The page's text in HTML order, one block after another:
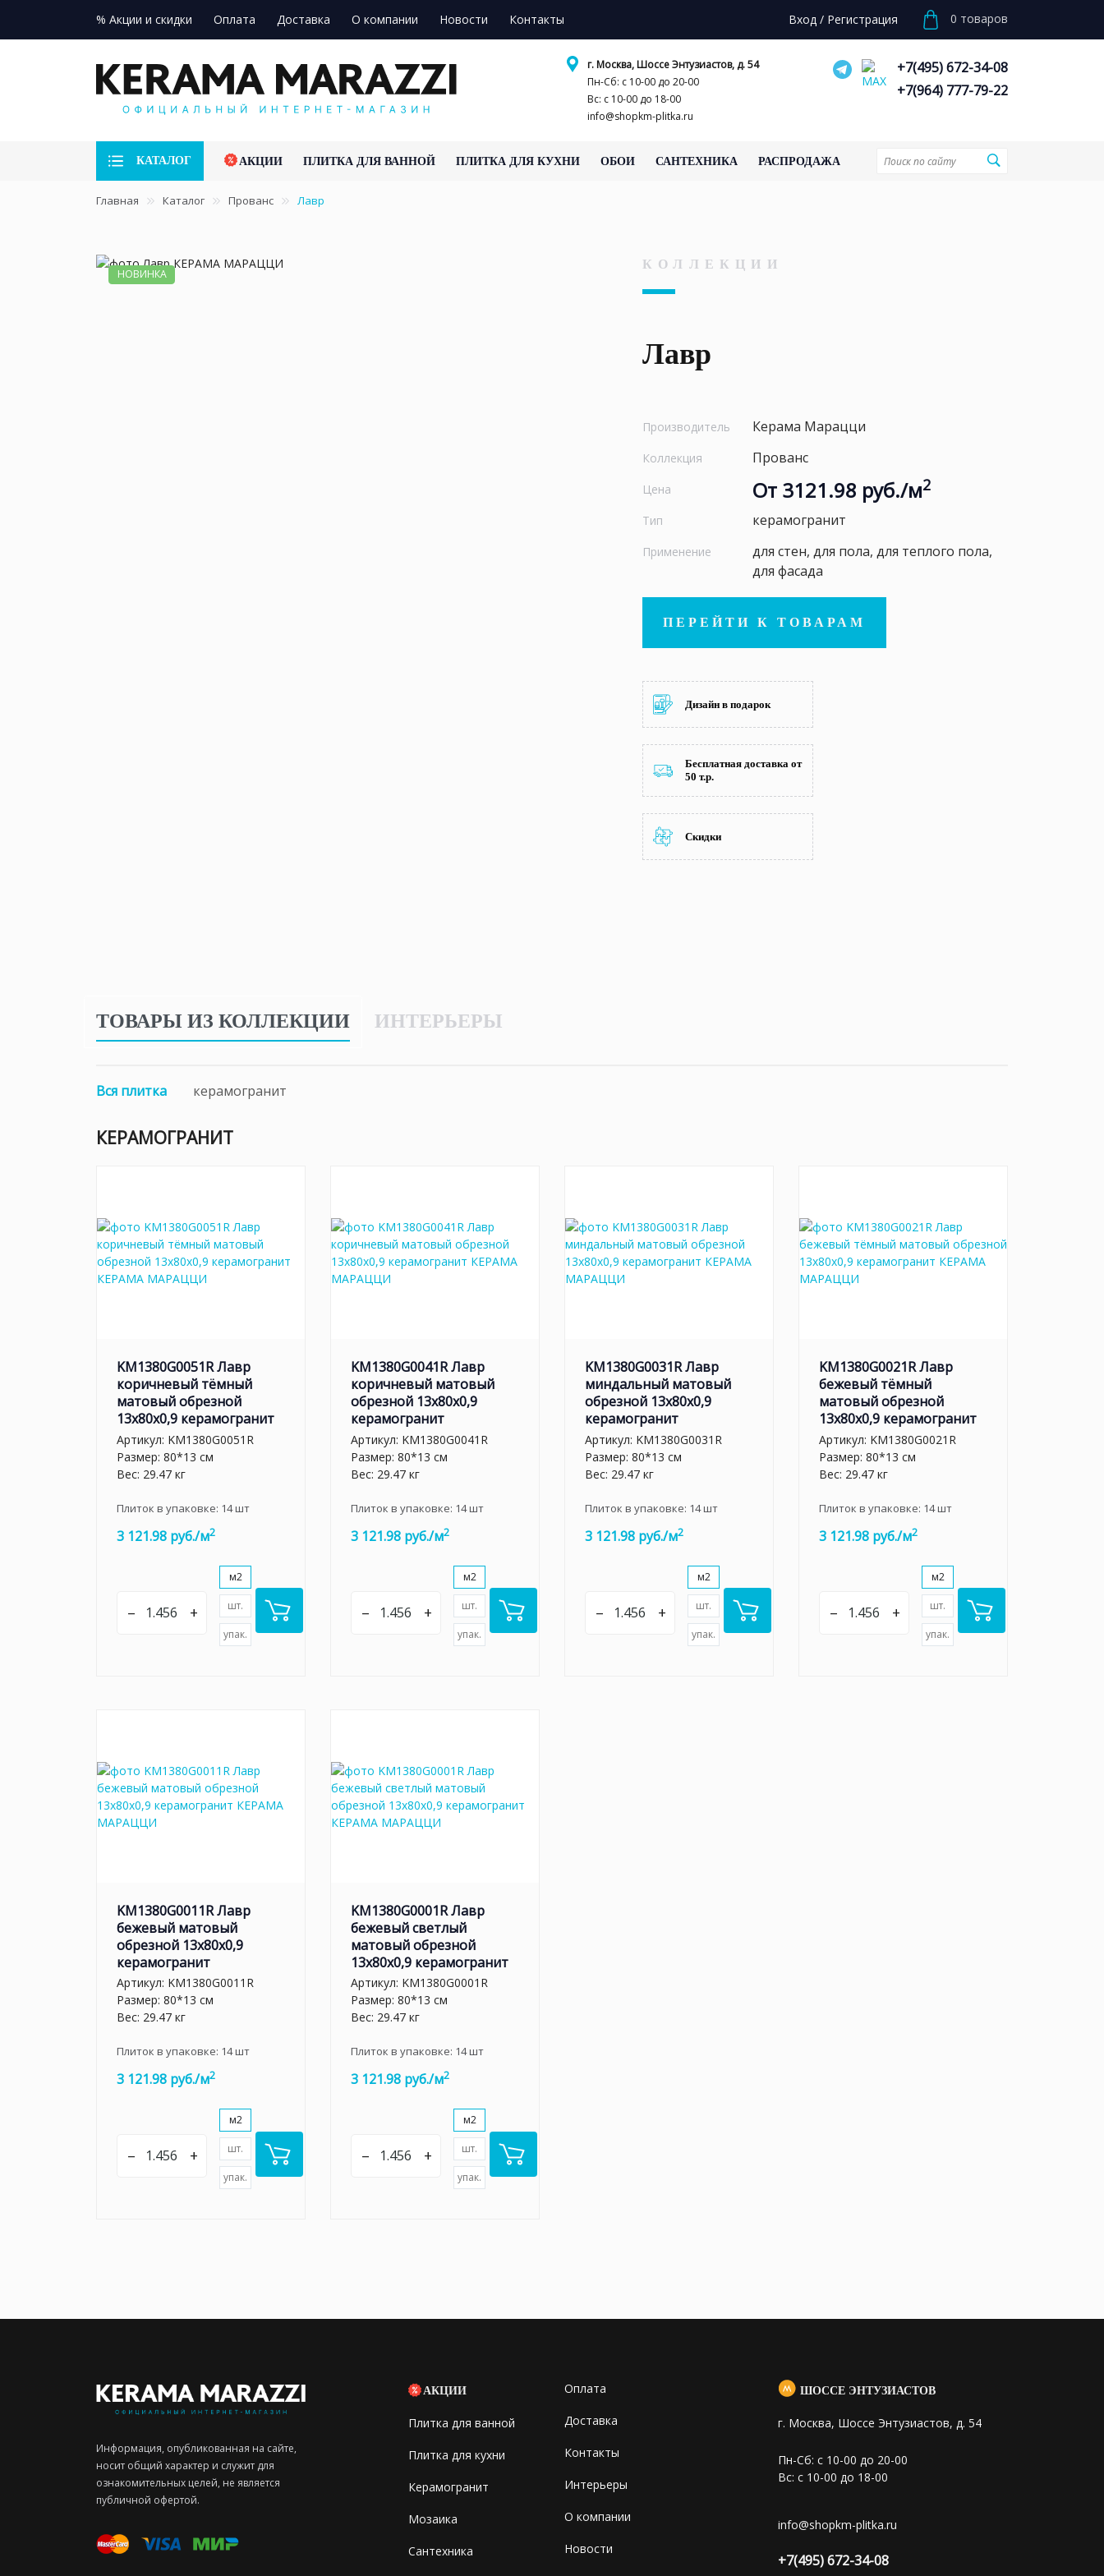
% Акции и скидки Оплата Доставка О компании Новости Контакты Вход / Регистрация 0 товаров
г. Москва, Шоссе Энтузиастов, д. 54
Пн-Сб: с 10-00 до 20-00
Вс: с 10-00 до 18-00
info@shopkm-plitka.ru
+7(495) 672-34-08
+7(964) 777-79-22
КАТАЛОГ АКЦИИ ПЛИТКА ДЛЯ ВАННОЙ ПЛИТКА ДЛЯ КУХНИ ОБОИ САНТЕХНИКА РАСПРОДАЖА
Главная Каталог Прованс Лавр
НОВИНКА
КОЛЛЕКЦИИ
Лавр
Производитель Керама Марацци
Коллекция Прованс
Цена От 3121.98 руб./м2
Тип керамогранит
Применение
для стен, для пола, для теплого пола,
для фасада
ПЕРЕЙТИ К ТОВАРАМ
Дизайн в подарок
Бесплатная доставка от
50 т.р.
Скидки
ТОВАРЫ ИЗ КОЛЛЕКЦИИ ИНТЕРЬЕРЫ
Вся плитка керамогранит
КЕРАМОГРАНИТ
KM1380G0051R Лавр
коричневый тёмный
матовый обрезной
13x80x0,9 керамогранит
Артикул: KM1380G0051R
Размер: 80*13 см
Вес: 29.47 кг
Плиток в упаковке: 14шт
3 121.98 руб./м2
– +
м2
шт.
упак.
KM1380G0041R Лавр
коричневый матовый
обрезной 13x80x0,9
керамогранит
Артикул: KM1380G0041R
Размер: 80*13 см
Вес: 29.47 кг
Плиток в упаковке: 14шт
3 121.98 руб./м2
– +
м2
шт.
упак.
KM1380G0031R Лавр
миндальный матовый
обрезной 13x80x0,9
керамогранит
Артикул: KM1380G0031R
Размер: 80*13 см
Вес: 29.47 кг
Плиток в упаковке: 14шт
3 121.98 руб./м2
– +
м2
шт.
упак.
KM1380G0021R Лавр
бежевый тёмный
матовый обрезной
13x80x0,9 керамогранит
Артикул: KM1380G0021R
Размер: 80*13 см
Вес: 29.47 кг
Плиток в упаковке: 14шт
3 121.98 руб./м2
– +
м2
шт.
упак.
KM1380G0011R Лавр
бежевый матовый
обрезной 13x80x0,9
керамогранит
Артикул: KM1380G0011R
Размер: 80*13 см
Вес: 29.47 кг
Плиток в упаковке: 14шт
3 121.98 руб./м2
– +
м2
шт.
упак.
KM1380G0001R Лавр
бежевый светлый
матовый обрезной
13x80x0,9 керамогранит
Артикул: KM1380G0001R
Размер: 80*13 см
Вес: 29.47 кг
Плиток в упаковке: 14шт
3 121.98 руб./м2
– +
м2
шт.
упак.
Информация, опубликованная на сайте,
носит общий характер и служит для
ознакомительных целей, не является
публичной офертой.
АКЦИИ
Плитка для ванной
Плитка для кухни
Керамогранит
Мозаика
Сантехника
Оплата
Доставка
Контакты
Интерьеры
О компании
Новости
ШОССЕ ЭНТУЗИАСТОВ
г. Москва, Шоссе Энтузиастов, д. 54
Пн-Сб: с 10-00 до 20-00
Вс: с 10-00 до 18-00
info@shopkm-plitka.ru
+7(495) 672-34-08